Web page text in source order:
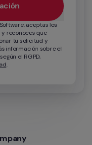
y reconoces que
tu solicitud y
información sobre el
el RGPD,
.